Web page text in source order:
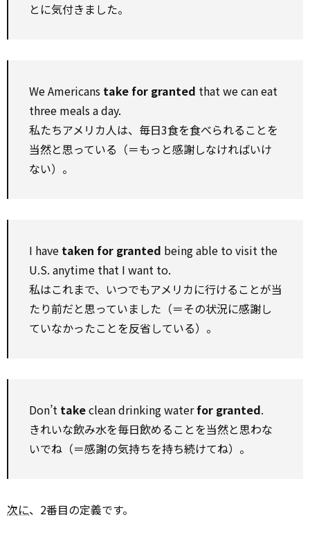
とに気付きました。
We Americans take for granted that we can eat
three meals a day.
私たちアメリカ人は、毎日3食を食べられることを
当然と思っている（＝もっと感謝しなければいけ
ない）。
I have taken for granted being able to visit the
U.S. anytime that I want to.
私はこれまで、いつでもアメリカに行けることが当
たり前だと思っていました（＝その状況に感謝し
ていなかったことを反省している）。
Don’t takeclean drinking waterfor granted.
きれいな飲み水を毎日飲めることを当然と思わな
いでね（＝感謝の気持ちを持ち続けてね）。
次に、2番目の定義です。